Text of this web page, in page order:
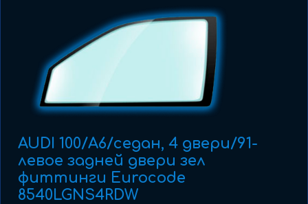
AUDI 100/A6/седан, 4 двери/91-
левое задней двери зел
фиттинги Eurocode
8540LGNS4RDW